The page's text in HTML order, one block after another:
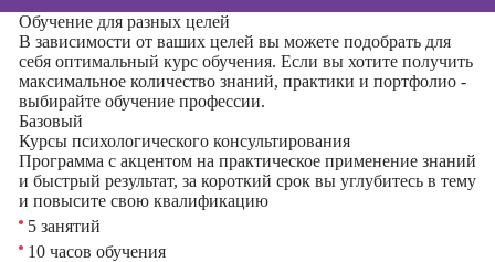
Обучение для разных целей
В зависимости от ваших целей вы можете подобрать для
себя оптимальный курс обучения. Если вы хотите получить
максимальное количество знаний, практики и портфолио -
выбирайте обучение профессии.
Базовый
Курсы психологического консультирования
Программа с акцентом на практическое применение знаний
и быстрый результат, за короткий срок вы углубитесь в тему
и повысите свою квалификацию
5 занятий
10 часов обучения